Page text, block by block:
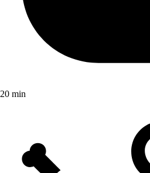
20 min